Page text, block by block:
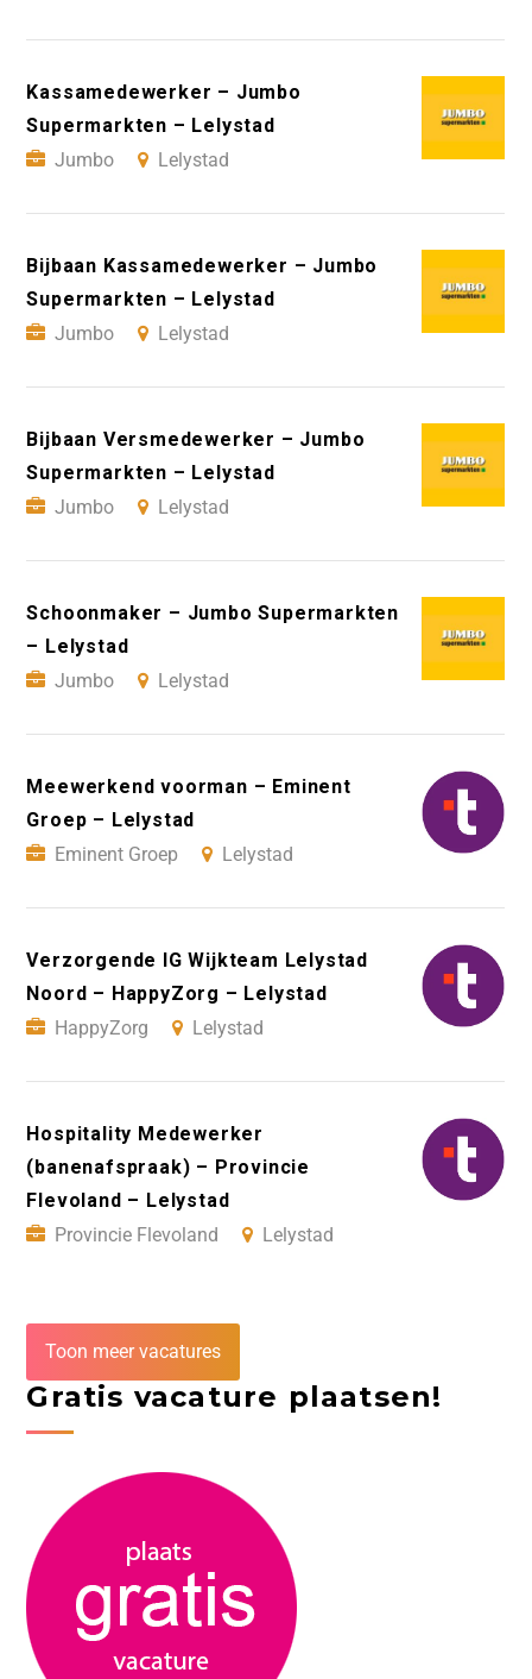
Kassamedewerker – Jumbo
Supermarkten – Lelystad
Jumbo
Lelystad
Bijbaan Kassamedewerker – Jumbo
Supermarkten – Lelystad
Jumbo
Lelystad
Bijbaan Versmedewerker – Jumbo
Supermarkten – Lelystad
Jumbo
Lelystad
Schoonmaker – Jumbo Supermarkten
– Lelystad
Jumbo
Lelystad
Meewerkend voorman – Eminent
Groep – Lelystad
Eminent Groep
Lelystad
Verzorgende IG Wijkteam Lelystad
Noord – HappyZorg – Lelystad
HappyZorg
Lelystad
Hospitality Medewerker
(banenafspraak) – Provincie
Flevoland – Lelystad
Provincie Flevoland
Lelystad
Toon meer vacatures
Gratis vacature plaatsen!